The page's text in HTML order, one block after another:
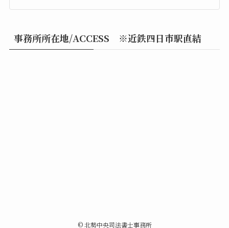
事務所所在地/ACCESS ※近鉄四日市駅直結
©北勢中央司法書士事務所